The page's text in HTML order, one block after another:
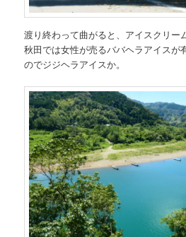
渡り終わって曲がると、アイスクリー
秋田では女性が売るババヘラアイスが
のでジジヘラアイスか。